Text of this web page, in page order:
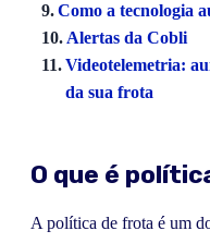
Como a tecnologia
Alertas da Cobli
Videotelemetria:
da sua frota
O que é
A política de frota é um